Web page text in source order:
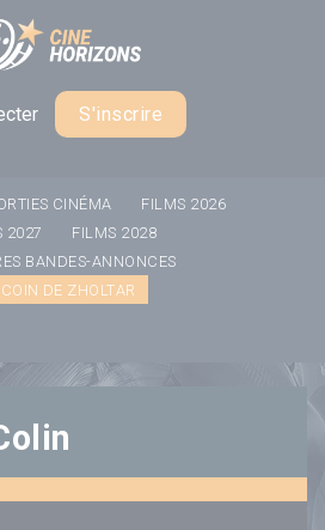
S'inscrire
CINÉMA
FILMS 2026
2027
FILMS 2028
BANDES-ANNONCES
DE ZHOLTAR
cookies